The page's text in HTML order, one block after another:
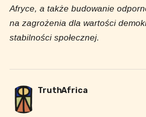
Afryce, a także budowanie
na zagrożenia dla wartości
stabilności społecznej.
TruthAfrica